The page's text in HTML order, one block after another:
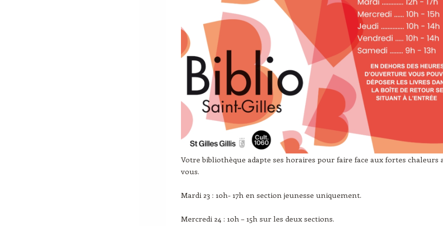
Votre bibliothèque adapte ses horaires pour faire face aux fortes chaleurs
vous.
Mardi 23 : 10h- 17h en section jeunesse uniquement.
Mercredi 24 : 10h – 15h sur les deux sections.